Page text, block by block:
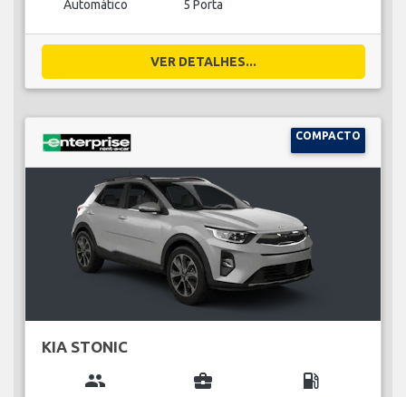
Automático 5 Porta
VER DETALHES...
COMPACTO
KIA STONIC
group business_center local_gas_station